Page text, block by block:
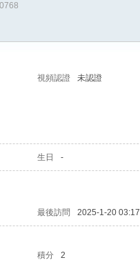
視頻認證 未認證
生日 -
最後訪問 2025-1-20 03:17
積分 2